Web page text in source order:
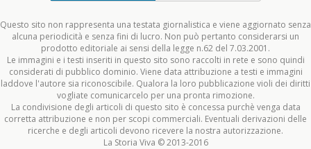
Questo sito non rappresenta una testata giornalistica e viene aggiornato senza
alcuna periodicità e senza fini di lucro. Non può pertanto considerarsi un
prodotto editoriale ai sensi della legge n.62 del 7.03.2001.
Le immagini e i testi inseriti in questo sito sono raccolti in rete e sono quindi
considerati di pubblico dominio. Viene data attribuzione a testi e immagini
laddove l'autore sia riconoscibile. Qualora la loro pubblicazione violi dei diritti
vogliate comunicarcelo per una pronta rimozione.
La condivisione degli articoli di questo sito è concessa purchè venga data
corretta attribuzione e non per scopi commerciali. Eventuali derivazioni delle
ricerche e degli articoli devono ricevere la nostra autorizzazione.
La Storia Viva © 2013-2016